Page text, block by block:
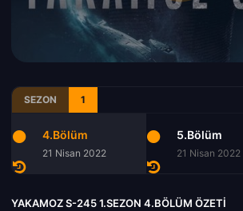
SEZON 1
4.Bölüm
21 Nisan 2022
5.Bölüm
21 Nisan 2022
YAKAMOZ S-245 1.SEZON 4.BÖLÜM ÖZETI